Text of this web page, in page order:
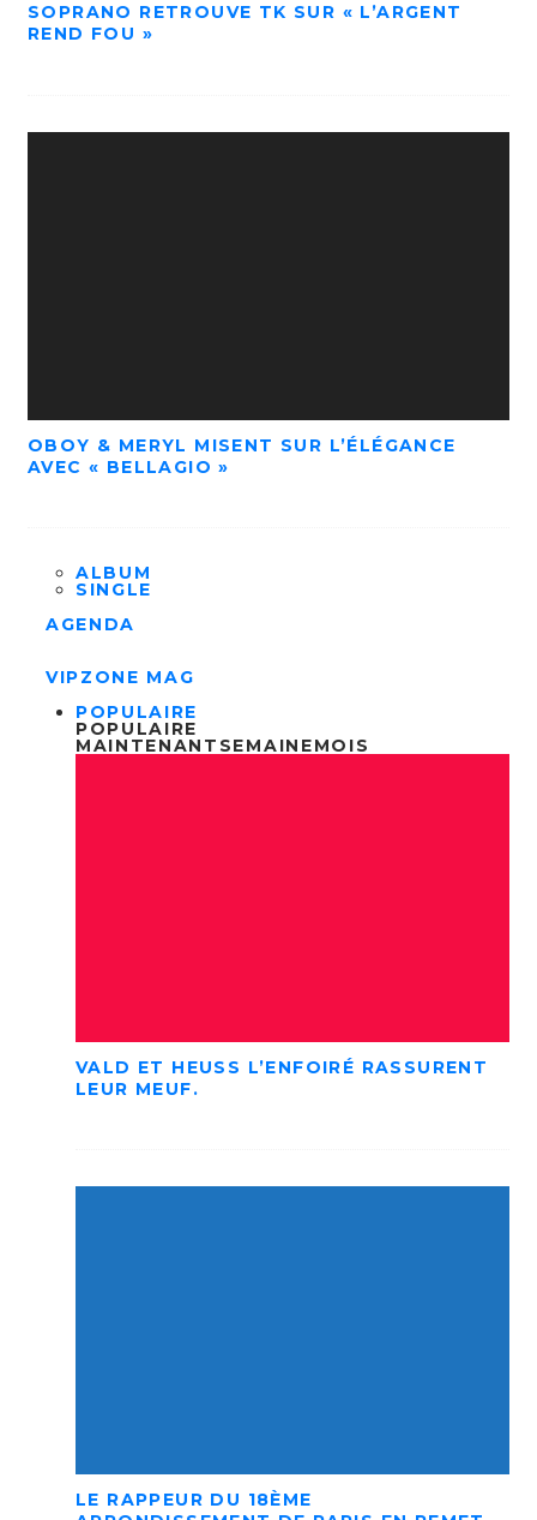
SOPRANO RETROUVE TK SUR « L’ARGENT
REND FOU »
OBOY & MERYL MISENT SUR L’ÉLÉGANCE
AVEC « BELLAGIO »
ALBUM
SINGLE
AGENDA
VIPZONE MAG
POPULAIRE
POPULAIRE
MAINTENANT SEMAINEMOIS
VALD ET HEUSS L’ENFOIRÉ RASSURENT
LEUR MEUF.
LE RAPPEUR DU 18ÈME